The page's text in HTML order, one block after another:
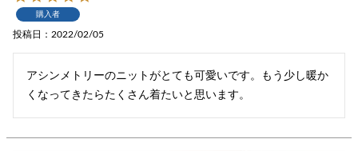
購入者
投稿日 2022/02/05
アシンメトリーのニットがとても可愛いです。もう少し暖か
くなってきたらたくさん着たいと思います。